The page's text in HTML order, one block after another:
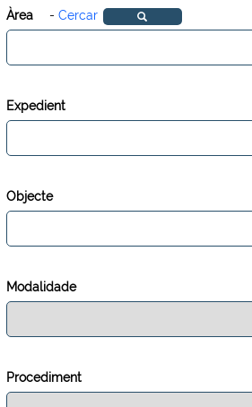
Àrea - Cercar
Expedient
Objecte
Modalidade
Procediment